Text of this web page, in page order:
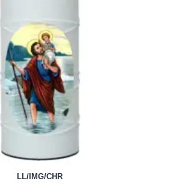
LL/IMG/CHR